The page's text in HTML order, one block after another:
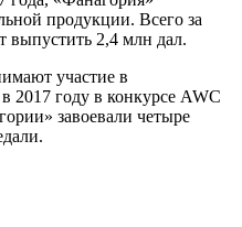
продукции. Всего за
выпустить 2,4 млн дал.
участие в
2017 году в конкурсе AWC
завоевали четыре